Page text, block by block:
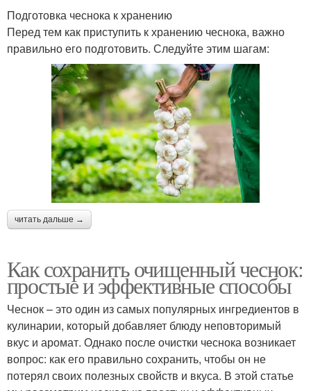
Подготовка чеснока к хранению
Перед тем как приступить к хранению чеснока, важно
правильно его подготовить. Следуйте этим шагам:
читать дальше →
Как сохранить очищенный чеснок:
простые и эффективные способы
Чеснок – это один из самых популярных ингредиентов в
кулинарии, который добавляет блюду неповторимый
вкус и аромат. Однако после очистки чеснока возникает
вопрос: как его правильно сохранить, чтобы он не
потерял своих полезных свойств и вкуса. В этой статье